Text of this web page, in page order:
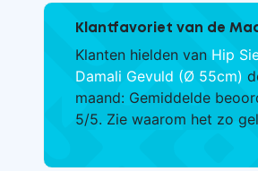
Klantfavoriet van de
Klanten hielden van Hip
Damali Gevuld (Ø 55cm)
maand: Gemiddelde
5/5. Zie waarom het zo